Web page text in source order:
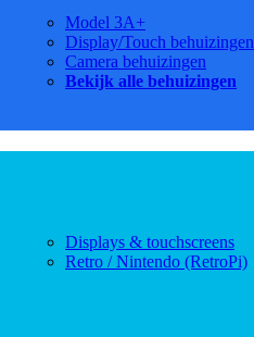
Model 3A+
Display/Touch behuizingen
Camera behuizingen
Bekijk alle behuizingen
Displays & touchscreens
Retro / Nintendo (RetroPi)